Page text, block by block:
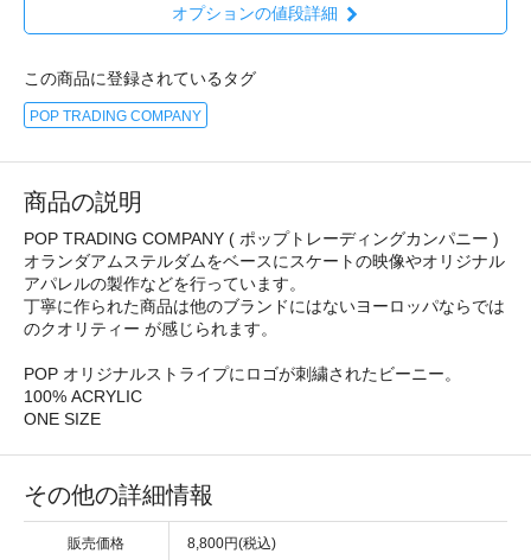
オプションの値段詳細
この商品に登録されているタグ
POP TRADING COMPANY
商品の説明
POP TRADING COMPANY ( ポップトレーディングカンパニー )
オランダアムステルダムをベースにスケートの映像やオリジナル
アパレルの製作などを行っています。
丁寧に作られた商品は他のブランドにはないヨーロッパならでは
のクオリティー が感じられます。
POP オリジナルストライプにロゴが刺繍されたビーニー。
100% ACRYLIC
ONE SIZE
その他の詳細情報
販売価格 8,800円(税込)